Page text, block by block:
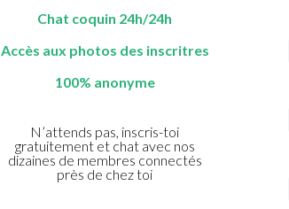
Chat coquin 24h/24h
Accès aux photos des inscritres
100% anonyme
N’attends pas, inscris-toi
gratuitement et chat avec nos
dizaines de membres connectés
près de chez toi